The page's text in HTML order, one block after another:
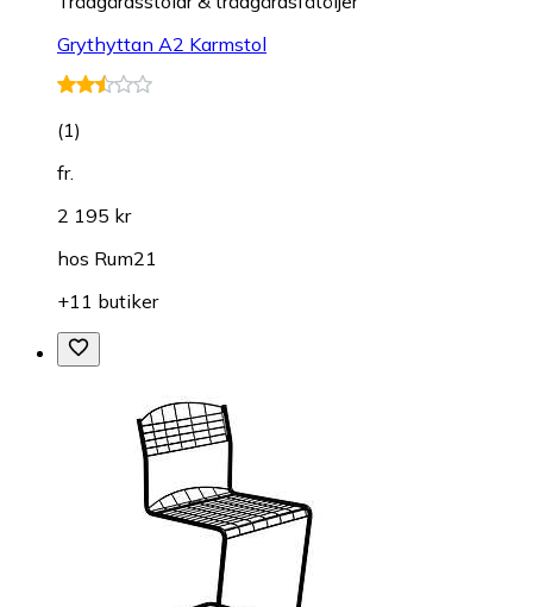
Grythyttan A2 Karmstol
(1)
fr.
2 195 kr
hos Rum21
+11 butiker